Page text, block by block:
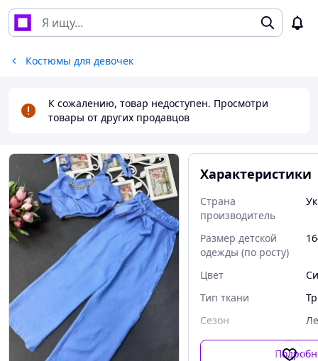
Костюмы для девочек
К сожалению, товар недоступен. Просмотри
товары от других продавцов
Характеристики
Страна
производитель
Размер детской
одежды (по росту)
Цвет
Тип ткани
Сезон